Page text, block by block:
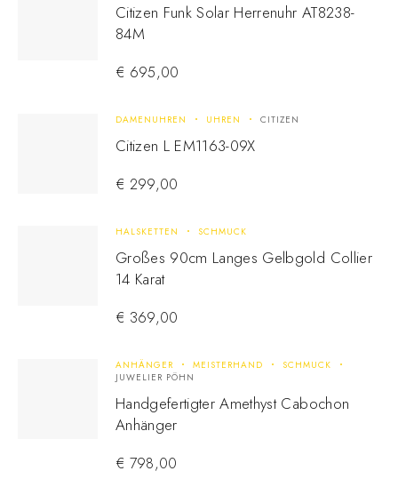
Citizen Funk Solar Herrenuhr AT8238-
84M
€ 695,00
DAMENUHREN UHREN CITIZEN
Citizen L EM1163-09X
€ 299,00
HALSKETTEN SCHMUCK
Großes 90cm Langes Gelbgold Collier
14 Karat
€ 369,00
ANHÄNGER MEISTERHAND
SCHMUCK
JUWELIER PÖHN
Handgefertigter Amethyst Cabochon
Anhänger
€ 798,00